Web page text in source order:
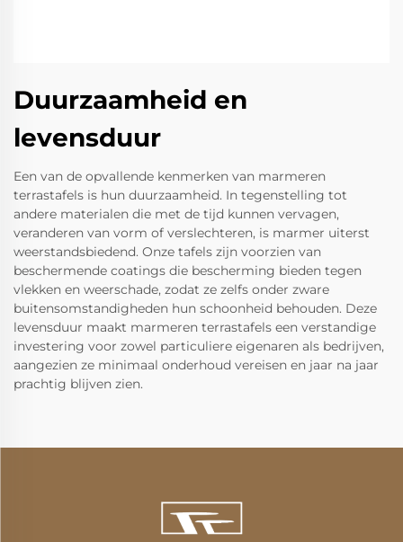
Duurzaamheid en
levensduur
Een van de opvallende kenmerken van marmeren
terrastafels is hun duurzaamheid. In tegenstelling tot
andere materialen die met de tijd kunnen vervagen,
veranderen van vorm of verslechteren, is marmer uiterst
weerstandsbiedend. Onze tafels zijn voorzien van
beschermende coatings die bescherming bieden tegen
vlekken en weerschade, zodat ze zelfs onder zware
buitensomstandigheden hun schoonheid behouden. Deze
levensduur maakt marmeren terrastafels een verstandige
investering voor zowel particuliere eigenaren als bedrijven,
aangezien ze minimaal onderhoud vereisen en jaar na jaar
prachtig blijven zien.